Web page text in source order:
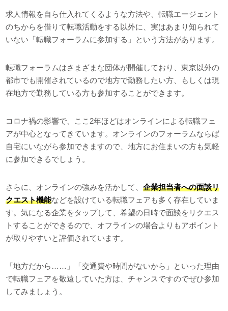
求人情報を自ら仕入れてくるような方法や、転職エージェント
のちからを借りて転職活動をする以外に、実はあまり知られて
いない「転職フォーラムに参加する」という方法があります。
転職フォーラムはさまざまな団体が開催しており、東京以外の
都市でも開催されているので地方で勤務したい方、もしくは現
在地方で勤務している方も参加することができます。
コロナ禍の影響で、ここ2年ほどはオンラインによる転職フェ
アが中心となってきています。オンラインのフォーラムならば
自宅にいながら参加できますので、地方にお住まいの方も気軽
に参加できるでしょう。
さらに、オンラインの強みを活かして、企業担当者への面談リ
クエスト機能などを設けている転職フェアも多く存在していま
す。気になる企業をタップして、希望の日時で面談をリクエス
トすることができるので、オフラインの場合よりもアポイント
が取りやすいと評価されています。
「地方だから……」「交通費や時間がないから」といった理由
で転職フェアを敬遠していた方は、チャンスですのでぜひ参加
してみましょう。